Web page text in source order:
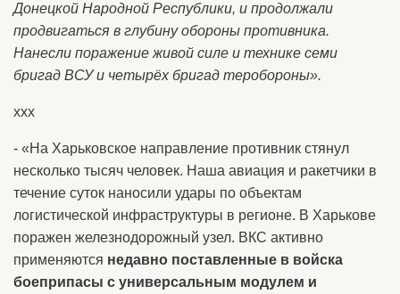
Донецкой Народной Республики, и продолжали
продвигаться в глубину обороны противника.
Нанесли поражение живой силе и технике семи
бригад ВСУ и четырёх бригад теробороны».
ххх
- «На Харьковское направление противник стянул
несколько тысяч человек. Наша авиация и ракетчики в
течение суток наносили удары по объектам
логистической инфраструктуры в регионе. В Харькове
поражен железнодорожный узел. ВКС активно
применяются недавно поставленные в войска
боеприпасы с универсальным модулем и